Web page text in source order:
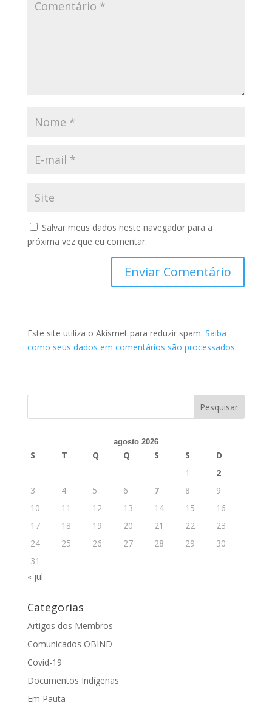
Salvar meus dados neste navegador para a
próxima vez que eu comentar.
Este site utiliza o Akismet para reduzir spam. Saiba
como seus dados em comentários são processados.
agosto 2026
S T Q Q S S
D
1
2
3
4 5 6 7 8
9
10
11 12 13 14 15
16
17
18 19 20 21 22
23
24
25 26 27 28 29
30
31
« jul
Categorias
Artigos dos Membros
Comunicados OBIND
Covid-19
Documentos Indígenas
Em Pauta